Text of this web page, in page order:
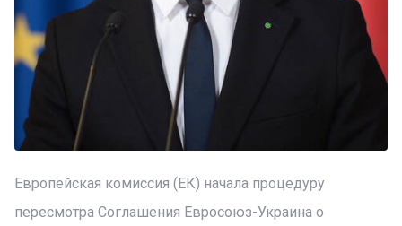
Европейская комиссия (ЕК) начала процедуру
пересмотра Соглашения Евросоюз-Украина о